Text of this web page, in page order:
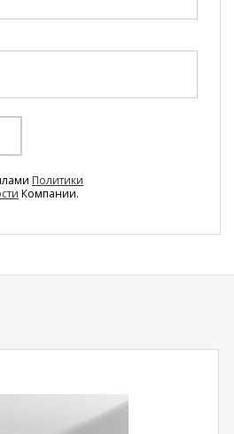
Политики
Компании.